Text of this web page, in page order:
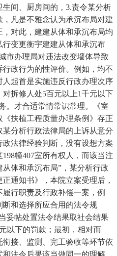
间、厨房间的，3.责令某分析
凡是不雅念认为承沉布局对建
对此，建建从体和承沉布局均
变更衡宇建建从体和承沉布
市办理局对违法改变墙体导致
政行为的性评价。例如，均不
起首是实施违反行政办理次序
拆修人处5百元以上1千元以下
。才合适常情常识常理。《室
扶植工程质量办理条例》存正
分析行政法律局的上诉从意分
法律经验判断，没有设想方案
幢407室所有权人，而该当注
体和承沉布局”，某分析行政
通知书》，本院立案受理后，
履行职责及行政补偿一案，例
和选择所应合用的法令规
妥帖处置法令结果取社会结果
以下的罚款；最初，相对而
接、监测、完工验收等环节依